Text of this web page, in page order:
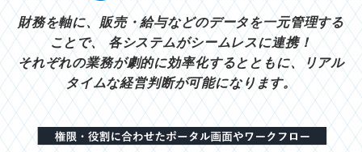
財務を軸に、販売・給与などのデータを一元管理する
ことで、
各システムがシームレスに連携！
それぞれの業務が劇的に効率化するとともに、リアル
タイムな経営判断が可能になります。